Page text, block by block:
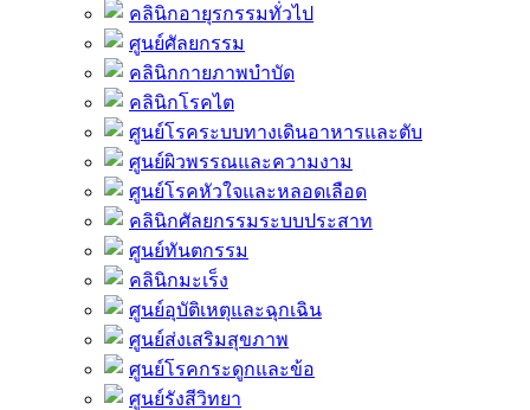
คลินิกอายุรกรรมทั่วไป
ศูนย์ศัลยกรรม
คลินิกกายภาพบำบัด
คลินิกโรคไต
ศูนย์โรคระบบทางเดินอาหารและตับ
ศูนย์ผิวพรรณและความงาม
ศูนย์โรคหัวใจและหลอดเลือด
คลินิกศัลยกรรมระบบประสาท
ศูนย์ทันตกรรม
คลินิกมะเร็ง
ศูนย์อุบัติเหตุและฉุกเฉิน
ศูนย์ส่งเสริมสุขภาพ
ศูนย์โรคกระดูกและข้อ
ศูนย์รังสีวิทยา